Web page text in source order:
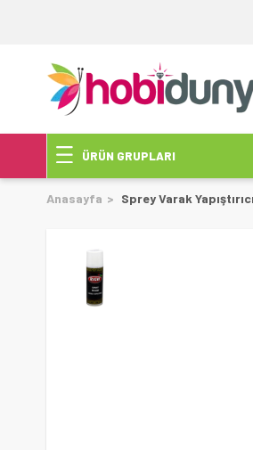
ÜRÜN GRUPLARI
Anasayfa Sprey Varak